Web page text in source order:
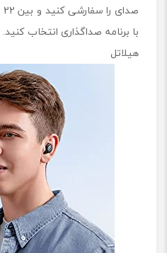
با برنامه صداگذاری انتخاب کنید.
هیلاتل